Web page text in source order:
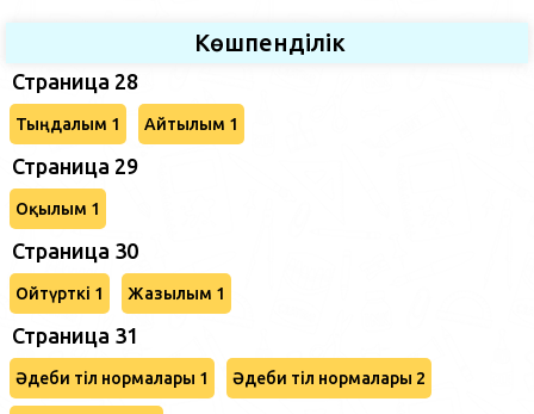
Көшпенділік
Страница 28
Тыңдалым 1 Айтылым 1
Страница 29
Оқылым 1
Страница 30
Ойтүрткі 1 Жазылым 1
Страница 31
Әдеби тіл нормалары 1 Әдеби тіл нормалары 2